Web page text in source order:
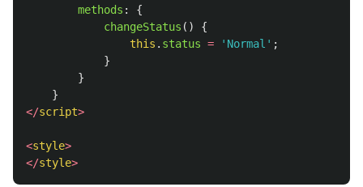
methods :
{
changeStatus ()
{
this . status = ' Normal ' ;
}
}
}
</script>
<style>
</style>